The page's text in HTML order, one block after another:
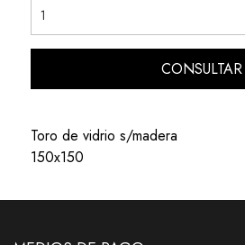
CONSULTAR
Toro de vidrio s/madera
150x150